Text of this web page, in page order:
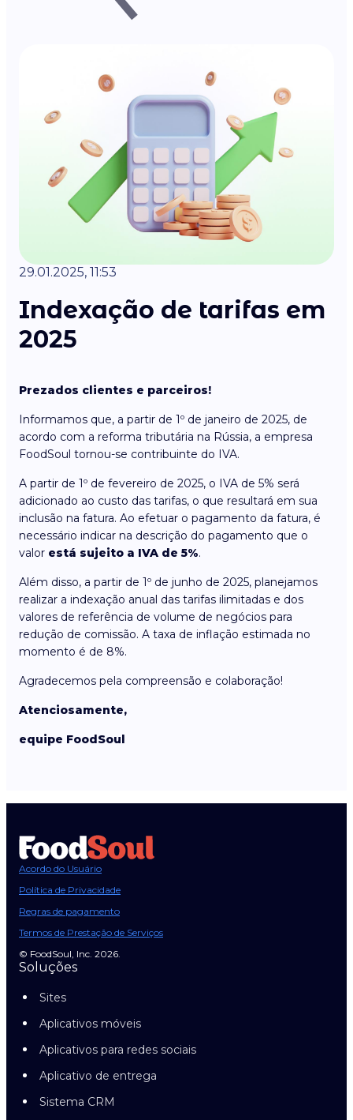
29.01.2025, 11:53
Indexação de tarifas em
2025
Prezados clientes e parceiros!
Informamos que, a partir de 1º de janeiro de 2025, de
acordo com a reforma tributária na Rússia, a empresa
FoodSoul tornou-se contribuinte do IVA.
A partir de 1º de fevereiro de 2025, o IVA de 5% será
adicionado ao custo das tarifas, o que resultará em sua
inclusão na fatura. Ao efetuar o pagamento da fatura, é
necessário indicar na descrição do pagamento que o
valor está sujeito a IVA de 5%.
Além disso, a partir de 1º de junho de 2025, planejamos
realizar a indexação anual das tarifas ilimitadas e dos
valores de referência de volume de negócios para
redução de comissão. A taxa de inflação estimada no
momento é de 8%.
Agradecemos pela compreensão e colaboração!
Atenciosamente,
equipe FoodSoul
Acordo do Usuário
Política de Privacidade
Regras de pagamento
Termos de Prestação de Serviços
© FoodSoul, Inc. 2026.
Soluções
Sites
Aplicativos móveis
Aplicativos para redes sociais
Aplicativo de entrega
Sistema CRM